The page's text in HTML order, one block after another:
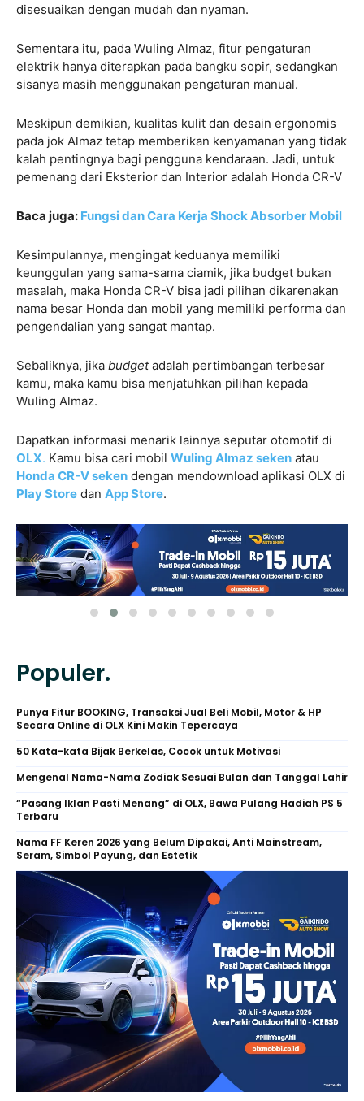
disesuaikan dengan mudah dan nyaman.
Sementara itu, pada Wuling Almaz, fitur pengaturan
elektrik hanya diterapkan pada bangku sopir, sedangkan
sisanya masih menggunakan pengaturan manual.
Meskipun demikian, kualitas kulit dan desain ergonomis
pada jok Almaz tetap memberikan kenyamanan yang tidak
kalah pentingnya bagi pengguna kendaraan. Jadi, untuk
pemenang dari Eksterior dan Interior adalah Honda CR-V
Baca juga: Fungsi dan Cara Kerja Shock Absorber Mobil
Kesimpulannya, mengingat keduanya memiliki
keunggulan yang sama-sama ciamik, jika budget bukan
masalah, maka Honda CR-V bisa jadi pilihan dikarenakan
nama besar Honda dan mobil yang memiliki performa dan
pengendalian yang sangat mantap.
Sebaliknya, jika budgetadalah pertimbangan terbesar
kamu, maka kamu bisa menjatuhkan pilihan kepada
Wuling Almaz.
Dapatkan informasi menarik lainnya seputar otomotif di
OLX. Kamu bisa cari mobil Wuling Almaz seken atau
Honda CR-V seken dengan mendownload aplikasi OLX di
Play Store dan App Store.
Populer.
Punya Fitur BOOKING, Transaksi Jual Beli Mobil, Motor & HP
Secara Online di OLX Kini Makin Tepercaya
50 Kata-kata Bijak Berkelas, Cocok untuk Motivasi
Mengenal Nama-Nama Zodiak Sesuai Bulan dan Tanggal Lahir
“Pasang Iklan Pasti Menang” di OLX, Bawa Pulang Hadiah PS 5
Terbaru
Nama FF Keren 2026 yang Belum Dipakai, Anti Mainstream,
Seram, Simbol Payung, dan Estetik